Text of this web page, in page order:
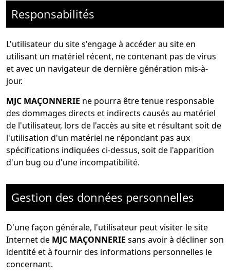
Responsabilités
L'utilisateur du site s'engage à accéder au site en
utilisant un matériel récent, ne contenant pas de virus
et avec un navigateur de dernière génération mis-à-
jour.
MJC MAÇONNERIE ne pourra être tenue responsable
des dommages directs et indirects causés au matériel
de l'utilisateur, lors de l'accès au site et résultant soit de
l'utilisation d'un matériel ne répondant pas aux
spécifications indiquées ci-dessus, soit de l'apparition
d'un bug ou d'une incompatibilité.
Gestion des données personnelles
D'une façon générale, l'utilisateur peut visiter le site
Internet de MJC MAÇONNERIE sans avoir à décliner son
identité et à fournir des informations personnelles le
concernant.